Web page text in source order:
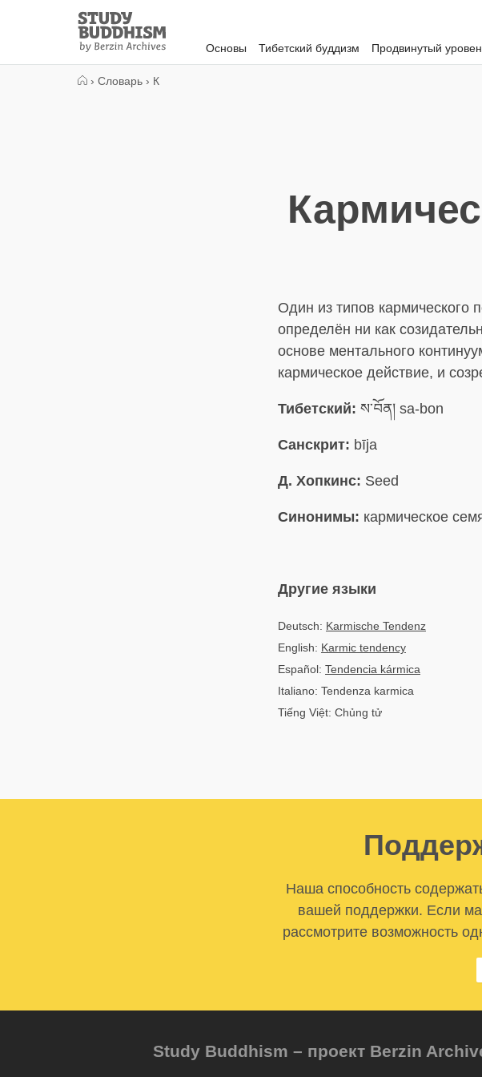
Study
Buddhism
Home
Основы Тибетский буддизм Продвинутый
› Словарь › К
Один из типов кармического
определён ни как
основе ментального
кармическое действие, и
Тибетский: ས་བོན། sa-bon
Санскрит: bīja
Д. Хопкинс: Seed
Синонимы: кармическое
Другие языки
Deutsch: Karmische Tendenz
English: Karmic tendency
Español: Tendencia kármica
Italiano: Tendenza karmica
Tiếng Việt: Chủng tử
Наша способность
вашей поддержки. Если
рассмотрите возможность
Study Buddhism – проект Berzin